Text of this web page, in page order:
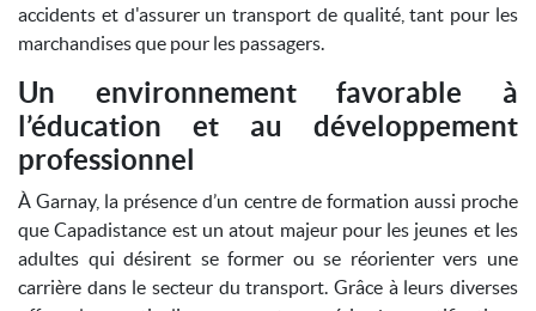
accidents et d'assurer un transport de qualité, tant pour les
marchandises que pour les passagers.
Un environnement favorable à
l’éducation et au développement
professionnel
À Garnay, la présence d’un centre de formation aussi proche
que Capadistance est un atout majeur pour les jeunes et les
adultes qui désirent se former ou se réorienter vers une
carrière dans le secteur du transport. Grâce à leurs diverses